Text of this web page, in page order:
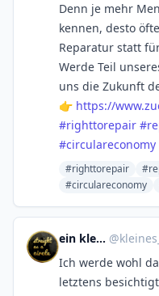
Denn je mehr
kennen, desto
Reparatur statt
Werde Teil
uns die Zukunft
👉 https://www.
#righttorepair #
#circulareconomy
#righttorepair
#circulareconomy
ein kleines z @
Ich werde wohl
letztens